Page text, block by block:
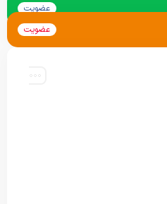
عضویت
عضویت